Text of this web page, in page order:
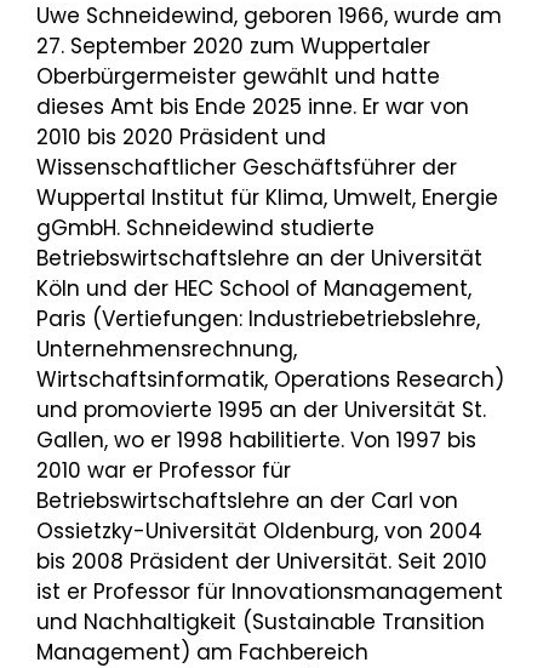
Uwe Schneidewind, geboren 1966, wurde am
27. September 2020 zum Wuppertaler
Oberbürgermeister gewählt und hatte
dieses Amt bis Ende 2025 inne. Er war von
2010 bis 2020 Präsident und
Wissenschaftlicher Geschäftsführer der
Wuppertal Institut für Klima, Umwelt, Energie
gGmbH. Schneidewind studierte
Betriebswirtschaftslehre an der Universität
Köln und der HEC School of Management,
Paris (Vertiefungen: Industriebetriebslehre,
Unternehmensrechnung,
Wirtschaftsinformatik, Operations Research)
und promovierte 1995 an der Universität St.
Gallen, wo er 1998 habilitierte. Von 1997 bis
2010 war er Professor für
Betriebswirtschaftslehre an der Carl von
Ossietzky-Universität Oldenburg, von 2004
bis 2008 Präsident der Universität. Seit 2010
ist er Professor für Innovationsmanagement
und Nachhaltigkeit (Sustainable Transition
Management) am Fachbereich